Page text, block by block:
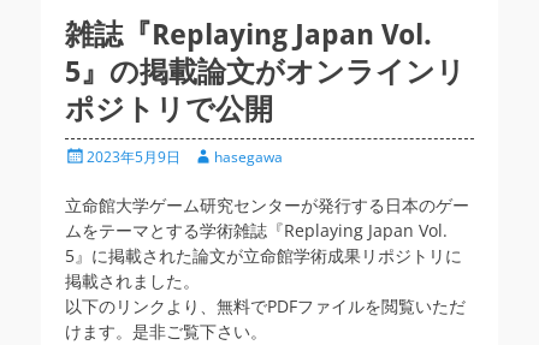
雑誌『Replaying Japan Vol.
5』の掲載論文がオンラインリ
ポジトリで公開
投
日
2023年5月9日
投
者
hasegawa
立命館大学ゲーム研究センターが発行する日本のゲー
ムをテーマとする学術雑誌『Replaying Japan Vol.
5』に掲載された論文が立命館学術成果リポジトリに
掲載されました。
以下のリンクより、無料でPDFファイルを閲覧いただ
けます。是非ご覧下さい。